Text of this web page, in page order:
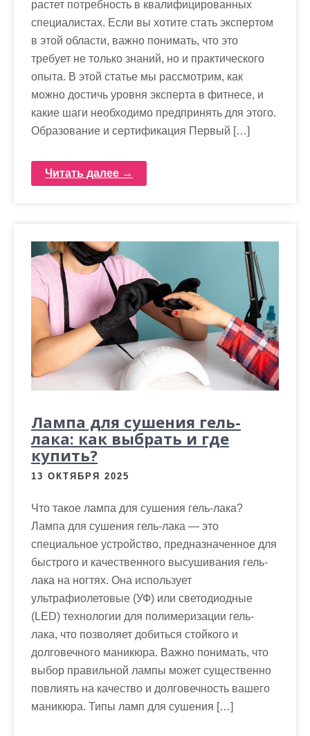
растет потребность в квалифицированных
специалистах. Если вы хотите стать экспертом
в этой области, важно понимать, что это
требует не только знаний, но и практического
опыта. В этой статье мы рассмотрим, как
можно достичь уровня эксперта в фитнесе, и
какие шаги необходимо предпринять для этого.
Образование и сертификация Первый […]
Читать далее →
Лампа для сушения гель-
лака: как выбрать и где
купить?
13 ОКТЯБРЯ 2025
Что такое лампа для сушения гель-лака?
Лампа для сушения гель-лака — это
специальное устройство, предназначенное для
быстрого и качественного высушивания гель-
лака на ногтях. Она использует
ультрафиолетовые (УФ) или светодиодные
(LED) технологии для полимеризации гель-
лака, что позволяет добиться стойкого и
долговечного маникюра. Важно понимать, что
выбор правильной лампы может существенно
повлиять на качество и долговечность вашего
маникюра. Типы ламп для сушения […]